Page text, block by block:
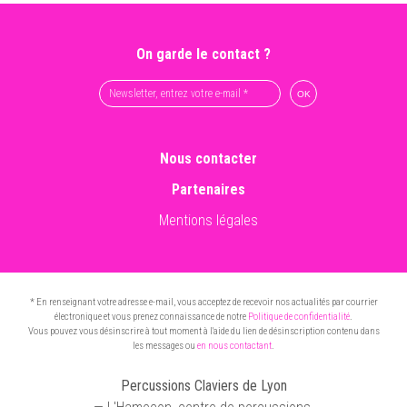
On garde le contact ?
Nous contacter
Partenaires
Mentions légales
* En renseignant votre adresse e-mail, vous acceptez de recevoir nos actualités par courrier
électronique et vous prenez connaissance de notre Politique de confidentialité.
Vous pouvez vous désinscrire à tout moment à l'aide du lien de désinscription contenu dans
les messages ou en nous contactant.
Percussions Claviers de Lyon